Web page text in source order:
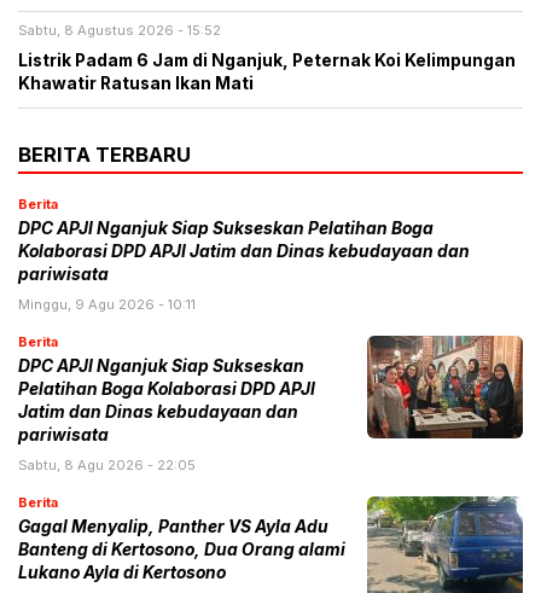
Sabtu, 8 Agustus 2026 - 15:52
Listrik Padam 6 Jam di Nganjuk, Peternak Koi Kelimpungan
Khawatir Ratusan Ikan Mati
BERITA TERBARU
Berita
DPC APJI Nganjuk Siap Sukseskan Pelatihan Boga
Kolaborasi DPD APJI Jatim dan Dinas kebudayaan dan
pariwisata
Minggu, 9 Agu 2026 - 10:11
Berita
DPC APJI Nganjuk Siap Sukseskan
Pelatihan Boga Kolaborasi DPD APJI
Jatim dan Dinas kebudayaan dan
pariwisata
Sabtu, 8 Agu 2026 - 22:05
Berita
Gagal Menyalip, Panther VS Ayla Adu
Banteng di Kertosono, Dua Orang alami
Lukano Ayla di Kertosono